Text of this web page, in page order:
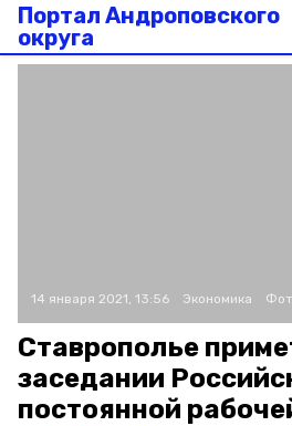
Портал Андроповского
округа
14 января 2021, 13:56 Экономика
Ставрополье
заседании
постоянной